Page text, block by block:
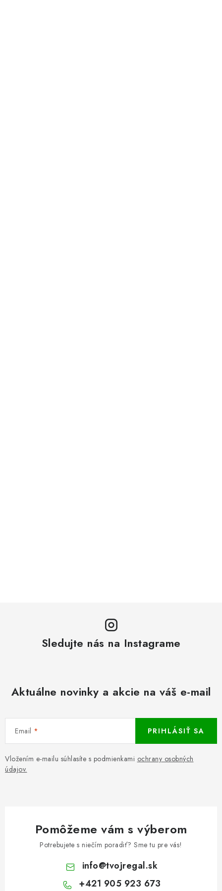
Sledujte nás na Instagrame
Aktuálne novinky a akcie na váš e-mail
Email
Vložením e-mailu súhlasíte s podmienkami ochrany osobných
údajov.
PRIHLÁSIŤ SA
Pomôžeme vám s výberom
Potrebujete s niečím poradiť? Sme tu pre vás!
info@tvojregal.sk
+421 905 923 673